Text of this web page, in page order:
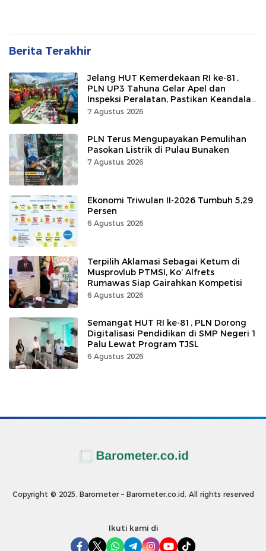
Berita Terakhir
Jelang HUT Kemerdekaan RI ke-81,
PLN UP3 Tahuna Gelar Apel dan
Inspeksi Peralatan, Pastikan Keandalan
Listrik
7 Agustus 2026
PLN Terus Mengupayakan Pemulihan
Pasokan Listrik di Pulau Bunaken
7 Agustus 2026
Ekonomi Triwulan II-2026 Tumbuh 5,29
Persen
6 Agustus 2026
Terpilih Aklamasi Sebagai Ketum di
Musprovlub PTMSI, Ko’ Alfrets
Rumawas Siap Gairahkan Kompetisi
6 Agustus 2026
Semangat HUT RI ke-81, PLN Dorong
Digitalisasi Pendidikan di SMP Negeri 1
Palu Lewat Program TJSL
6 Agustus 2026
Copyright © 2025. Barometer – Barometer.co.id. All rights reserved
Ikuti kami di